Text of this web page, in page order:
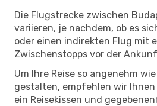
Die Flugstrecke zwischen
variieren, je nachdem, ob es
oder einen indirekten Flug mit
Zwischenstopps vor der
Um Ihre Reise so angenehm
gestalten, empfehlen wir Ihnen
ein Reisekissen und